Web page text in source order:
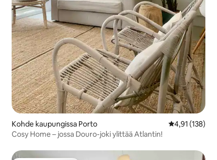
Kohde kaupungissa Porto
4,91 (138)
Cosy Home – jossa Douro-joki ylittää Atlantin!